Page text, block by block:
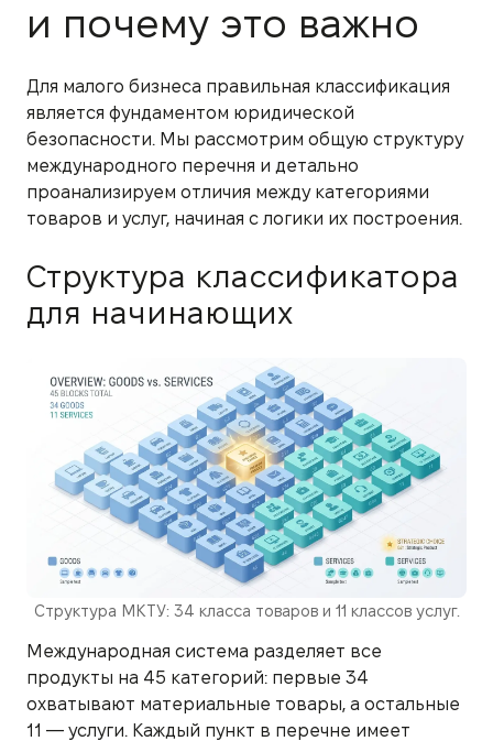
и почему это важно
Для малого бизнеса правильная классификация
является фундаментом юридической
безопасности. Мы рассмотрим общую структуру
международного перечня и детально
проанализируем отличия между категориями
товаров и услуг, начиная с логики их построения.
Структура классификатора
для начинающих
Структура МКТУ: 34 класса товаров и 11 классов услуг.
Международная система разделяет все
продукты на 45 категорий: первые 34
охватывают материальные товары, а остальные
11 — услуги. Каждый пункт в перечне имеет